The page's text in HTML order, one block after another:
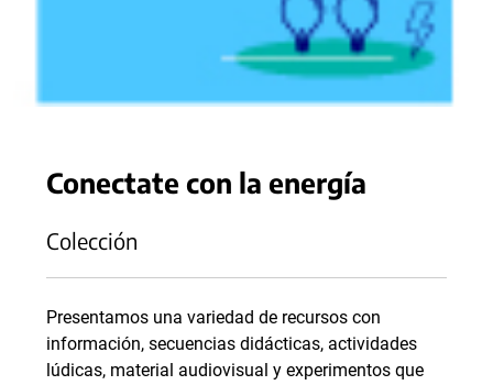
Conectate con la energía
Colección
Presentamos una variedad de recursos con
información, secuencias didácticas, actividades
lúdicas, material audiovisual y experimentos que